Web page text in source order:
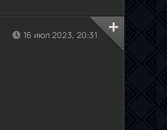
16 июл 2023, 20:31